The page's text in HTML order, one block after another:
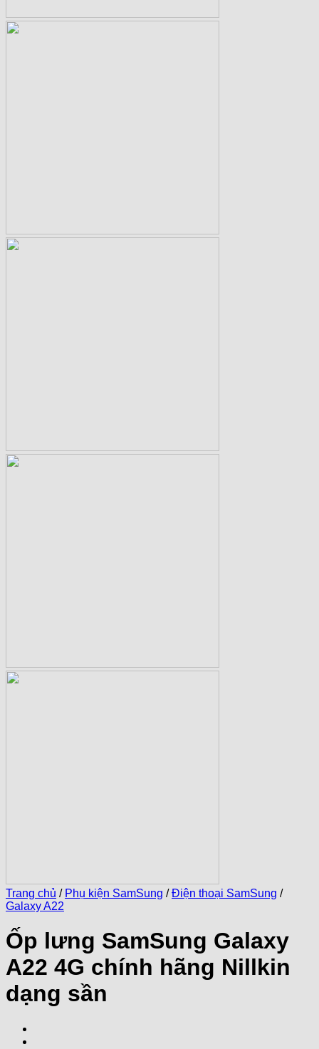
Trang chủ / Phụ kiện SamSung / Điện thoại SamSung /
Galaxy A22
Ốp lưng SamSung Galaxy
A22 4G chính hãng Nillkin
dạng sần